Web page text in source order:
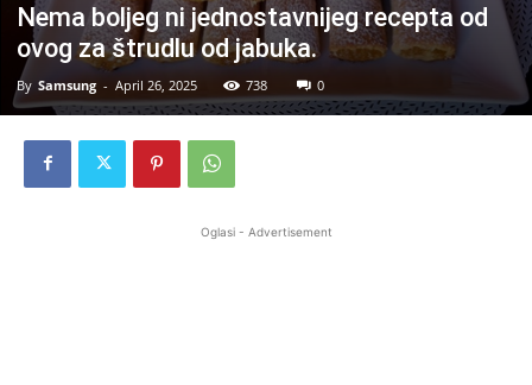
Nema boljeg ni jednostavnijeg recepta od
ovog za štrudlu od jabuka.
By Samsung - April 26, 2025 738 0
Oglasi - Advertisement